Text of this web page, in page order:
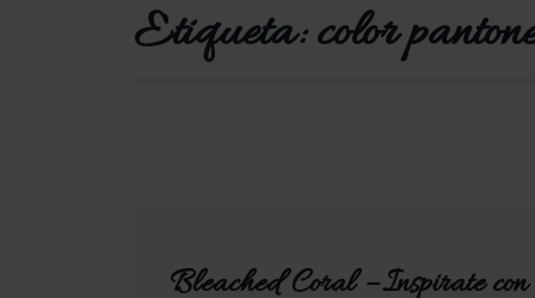
Etiqueta:color
Bleached Coral – Inspirate